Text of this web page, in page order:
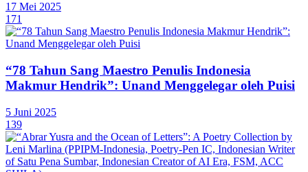
17 Mei 2025
171
“78 Tahun Sang Maestro Penulis Indonesia
Makmur Hendrik”: Unand Menggelegar oleh Puisi
5 Juni 2025
139